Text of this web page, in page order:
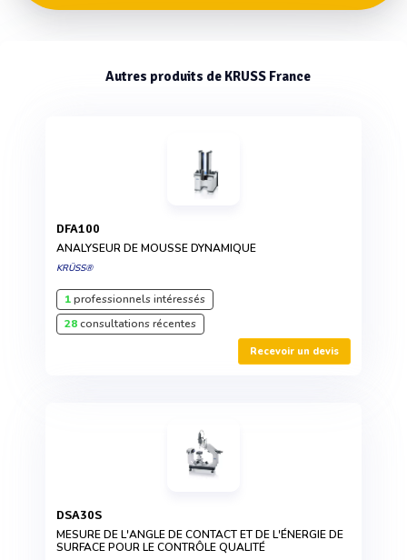
Autres produits de KRUSS France
DFA100
ANALYSEUR DE MOUSSE DYNAMIQUE
KRÜSS®
1professionnels intéressés
28consultations récentes
Recevoir un devis
DSA30S
MESURE DE L'ANGLE DE CONTACT ET DE L'ÉNERGIE DE
SURFACE POUR LE CONTRÔLE QUALITÉ